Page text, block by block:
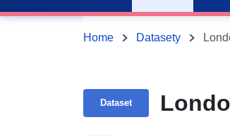
Home Datasety
Dataset